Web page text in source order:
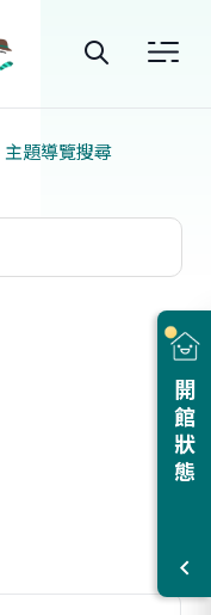
站
尋
開館狀態
主題導覽搜尋